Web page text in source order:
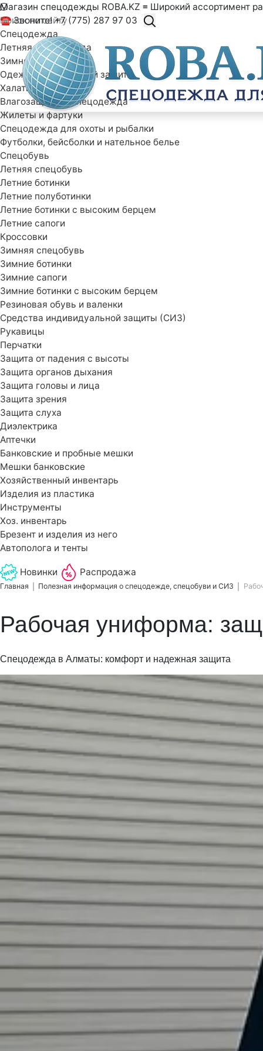
Магазин спецодежды ROBA.KZ ≡ Широкий
☎ Звоните! +7 (775) 287 97 03
Спецодежда
Летняя спецодежда
Зимняя спецодежда
Одежда специальной защиты
Халаты рабочие
Влагозащитная спецодежда
Жилеты и фартуки
Спецодежда для охоты и рыбалки
Футболки, бейсболки и нательное белье
Спецобувь
Летняя спецобувь
Летние ботинки
Летние полуботинки
Летние ботинки с высоким берцем
Летние сапоги
Кроссовки
Зимняя спецобувь
Зимние ботинки
Зимние сапоги
Зимние ботинки с высоким берцем
Резиновая обувь и валенки
Средства индивидуальной защиты (СИЗ)
Рукавицы
Перчатки
Защита от падения с высоты
Защита органов дыхания
Защита головы и лица
Защита зрения
Защита слуха
Диэлектрика
Аптечки
Банковские и пробные мешки
Мешки банковские
Хозяйственный инвентарь
Изделия из пластика
Инструменты
Хоз. инвентарь
Брезент и изделия из него
Автополога и тенты
Новинки Распродажа
Главная Полезная информация о спецодежде, спецобуви и СИЗ
Рабочая униформа:
Спецодежда в Алматы: комфорт и надежная защита